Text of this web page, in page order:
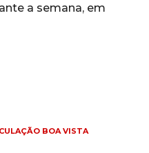
a semana, em
BOA VISTA